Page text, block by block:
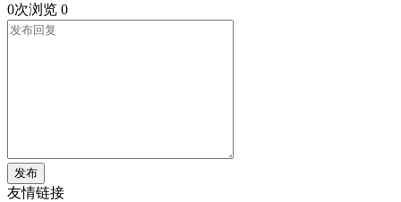
0次浏览 0
发布
友情链接